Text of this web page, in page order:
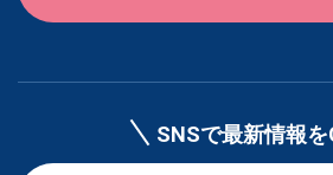
SNSで最新情報を